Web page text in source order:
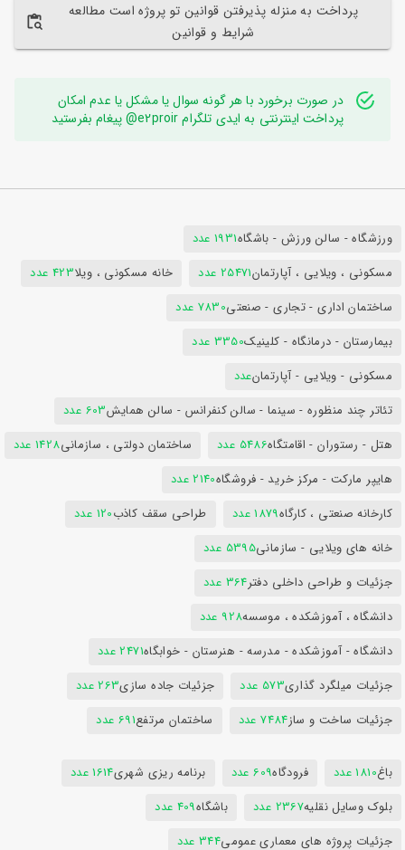
پرداخت به منزله پذیرفتن قوانین تو پروژه است مطالعه
شرایط و قوانین
در صورت برخورد با هر گونه سوال یا مشکل یا عدم امکان
پرداخت اینترنتی به ایدی تلگرام e2proir@ پیغام بفرستید
ورزشگاه - سالن ورزش - باشگاه1931 عدد
مسکونی ، ویلایی ، آپارتمان25471 عدد خانه مسکونی ، ویلا423 عدد
ساختمان اداری - تجاری - صنعتی7830 عدد
بیمارستان - درمانگاه - کلینیک3350 عدد
مسکونی - ویلایی - آپارتمانعدد
تئاتر چند منظوره - سینما - سالن کنفرانس - سالن همایش603 عدد
هتل - رستوران - اقامتگاه5486 عدد ساختمان دولتی ، سازمانی1428 عدد
هایپر مارکت - مرکز خرید - فروشگاه2140 عدد
کارخانه صنعتی ، کارگاه1879 عدد طراحی سقف کاذب120 عدد
خانه های ویلایی - سازمانی5395 عدد
جزئیات و طراحی داخلی دفتر364 عدد
دانشگاه ، آموزشکده ، موسسه928 عدد
دانشگاه - آموزشکده - مدرسه - هنرستان - خوابگاه2471 عدد
جزئیات میلگرد گذاری573 عدد جزئیات جاده سازی263 عدد
جزئیات ساخت و ساز7484 عدد ساختمان مرتفع691 عدد
باغ1810 عدد فرودگاه609 عدد برنامه ریزی شهری1614 عدد
بلوک وسایل نقلیه2367 عدد باشگاه409 عدد
جزئیات پروژه های معماری عمومی344 عدد